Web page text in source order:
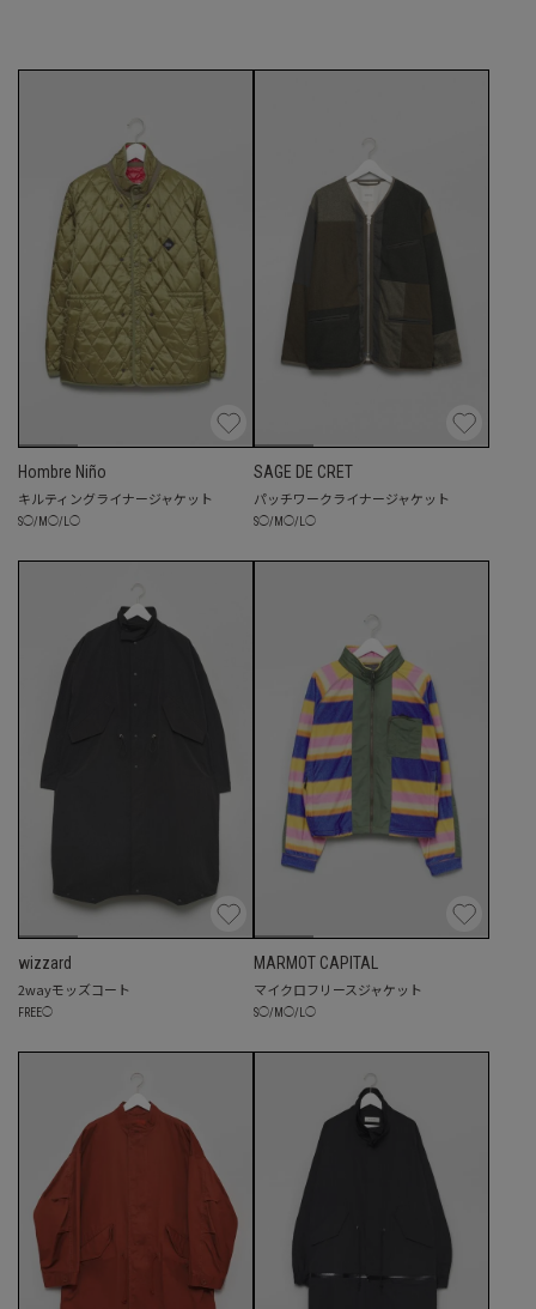
Hombre Niño
キルティングライナージャケット
S◯/ M ◯/ ◯
SAGE DE CRET
パッチワークライナージャケット
S◯/ M ◯/ ◯
wizzard
2wayモッズコート
FREE◯
MARMOT CAPITAL
マイクロフリースジャケット
S◯/ M ◯/ ◯